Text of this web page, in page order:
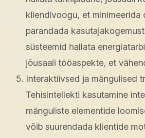
kliendivoogu, et minimeerida
parandada
süsteemid hallata
jõusaali tööaspekte, et
Interaktiivsed ja mängulised
Tehisintellekti kasutamine
mänguliste elementide
võib suurendada klientide